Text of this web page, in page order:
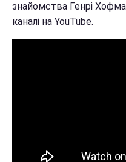
знайомства Генрі
каналі на YouTube.